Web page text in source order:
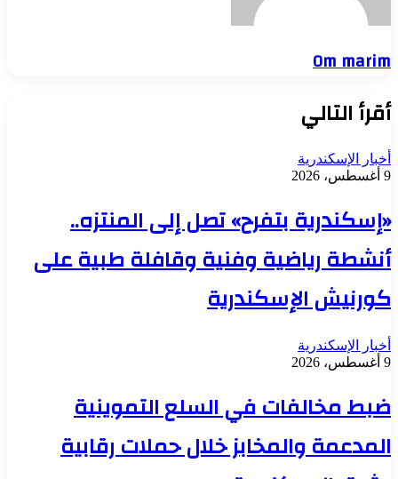
Om marim
أقرأ التالي
أخبار الإسكندرية
9 أغسطس، 2026
«إسكندرية بتفرح» تصل إلى المنتزه..
أنشطة رياضية وفنية وقافلة طبية على
كورنيش الإسكندرية
أخبار الإسكندرية
9 أغسطس، 2026
ضبط مخالفات في السلع التموينية
المدعمة والمخابز خلال حملات رقابية